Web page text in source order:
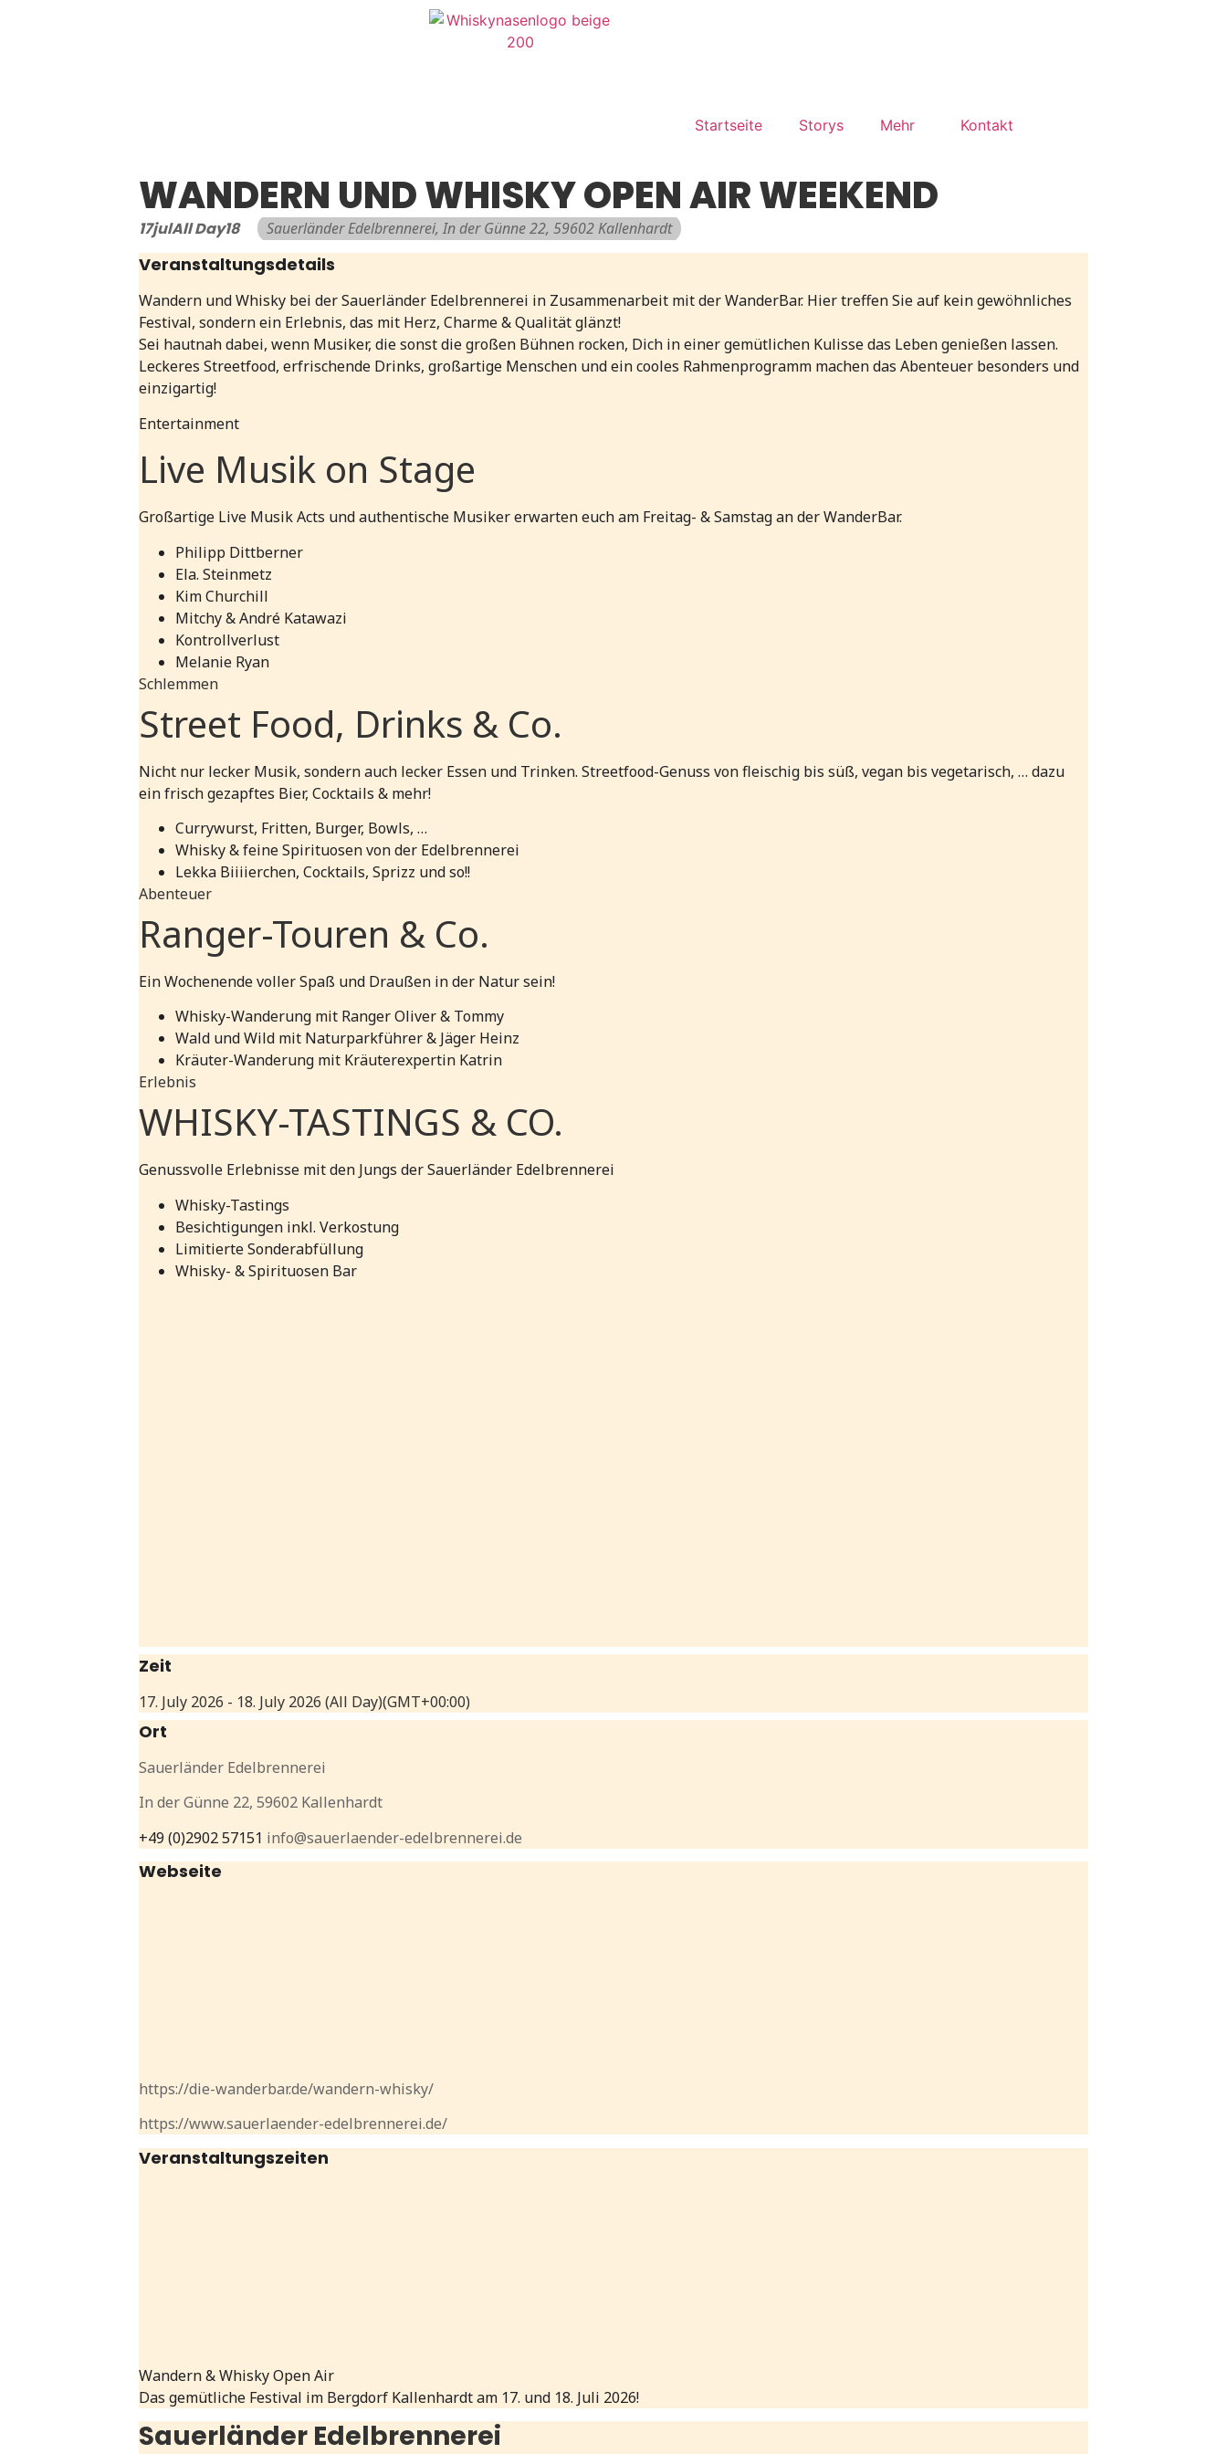
Startseite Storys Mehr Kontakt
WANDERN UND WHISKY OPEN AIR WEEKEND
17julAll Day18 Sauerländer Edelbrennerei, In der Günne 22, 59602 Kallenhardt
Veranstaltungsdetails
Wandern und Whisky bei der Sauerländer Edelbrennerei in Zusammenarbeit mit der WanderBar. Hier treffen Sie auf kein gewöhnliches
Festival, sondern ein Erlebnis, das mit Herz, Charme & Qualität glänzt!
Sei hautnah dabei, wenn Musiker, die sonst die großen Bühnen rocken, Dich in einer gemütlichen Kulisse das Leben genießen lassen.
Leckeres Streetfood, erfrischende Drinks, großartige Menschen und ein cooles Rahmenprogramm machen das Abenteuer besonders und
einzigartig!
Entertainment
Live Musik on Stage
Großartige Live Musik Acts und authentische Musiker erwarten euch am Freitag- & Samstag an der WanderBar.
Philipp Dittberner
Ela. Steinmetz
Kim Churchill
Mitchy & André Katawazi
Kontrollverlust
Melanie Ryan
Schlemmen
Street Food, Drinks & Co.
Nicht nur lecker Musik, sondern auch lecker Essen und Trinken. Streetfood-Genuss von fleischig bis süß, vegan bis vegetarisch, … dazu
ein frisch gezapftes Bier, Cocktails & mehr!
Currywurst, Fritten, Burger, Bowls, …
Whisky & feine Spirituosen von der Edelbrennerei
Lekka Biiiierchen, Cocktails, Sprizz und so!!
Abenteuer
Ranger-Touren & Co.
Ein Wochenende voller Spaß und Draußen in der Natur sein!
Whisky-Wanderung mit Ranger Oliver & Tommy
Wald und Wild mit Naturparkführer & Jäger Heinz
Kräuter-Wanderung mit Kräuterexpertin Katrin
Erlebnis
WHISKY-TASTINGS & CO.
Genussvolle Erlebnisse mit den Jungs der Sauerländer Edelbrennerei
Whisky-Tastings
Besichtigungen inkl. Verkostung
Limitierte Sonderabfüllung
Whisky- & Spirituosen Bar
Zeit
17. July 2026 - 18. July 2026 (All Day)(GMT+00:00)
Ort
Sauerländer Edelbrennerei
In der Günne 22, 59602 Kallenhardt
+49 (0)2902 57151 info@sauerlaender-edelbrennerei.de
Webseite
https://die-wanderbar.de/wandern-whisky/
https://www.sauerlaender-edelbrennerei.de/
Veranstaltungszeiten
Wandern & Whisky Open Air
Das gemütliche Festival im Bergdorf Kallenhardt am 17. und 18. Juli 2026!
Sauerländer Edelbrennerei